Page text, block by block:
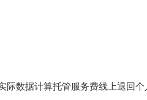
际数据计算托管服务费线上退回个